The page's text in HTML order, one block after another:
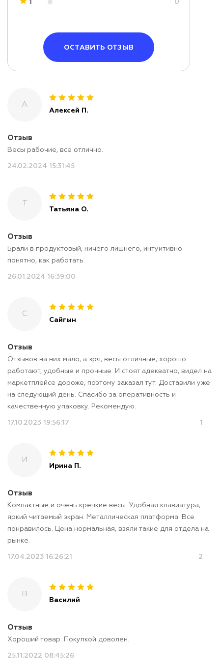
А
Алексей П.
Отзыв
Весы рабочие, все отлично.
24.02.2024 15:31:45
Татьяна О.
Отзыв
Брали в продуктовый, ничего лишнего, интуитивно
понятно, как работать.
26.01.2024 16:39:00
С
Сайгын
Отзыв
Отзывов на них мало, а зря, весы отличные, хорошо
работают, удобные и прочные. И стоят адекватно, видел на
маркетплейсе дороже, поэтому заказал тут. Доставили уже
на следующий день. Спасибо за оперативность и
качественную упаковку. Рекомендую.
17.10.2023 19:56:17 1
И
Ирина П.
Отзыв
Компактные и очень крепкие весы. Удобная клавиатура,
яркий читаемый экран. Металлическая платформа. Все
понравилось. Цена нормальная, взяли такие для отдела на
рынке.
17.04.2023 16:26:21 2
В
Василий
Отзыв
Хороший товар. Покупкой доволен.
25.11.2022 08:45:26
1 0
ОСТАВИТЬ ОТЗЫВ